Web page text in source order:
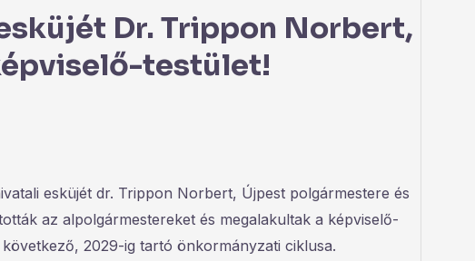
Dr. Trippon Norbert,
testület!
esküjét dr. Trippon Norbert, Újpest polgármestere és
az alpolgármestereket és megalakultak a képviselő-
2029-ig tartó önkormányzati ciklusa.